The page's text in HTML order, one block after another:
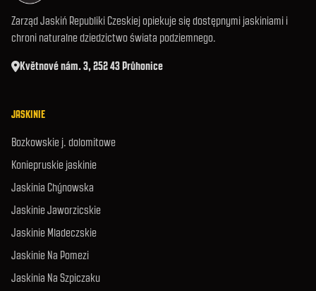
Zarząd Jaskiń Republiki Czeskiej opiekuje się dostępnymi jaskiniami i
chroni naturalne dziedzictwo świata podziemnego.
Květnové nám. 3, 252 43 Průhonice
JASKINIE
Bozkowskie j. dolomitowe
Koniepruskie jaskinie
Jaskinia Chýnowska
Jaskinie Jaworzicskie
Jaskinie Mladeczskie
Jaskinie Na Pomezi
Jaskinia Na Szpiczaku